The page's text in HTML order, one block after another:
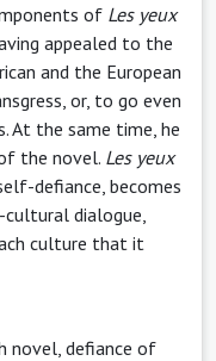
of Lesyeux
appealed to the
and the European
or, to go even
At the same time, he
the novel. Les yeux
defiance, becomes
dialogue,
culture that it
novel, defiance of